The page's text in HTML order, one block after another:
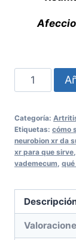
Dolo
Neurobion
Tabletas
Recubiertas
cantidad
Categoría:
Etiquetas: cómo
neurobion xr da
xr para que sirve
vademecum